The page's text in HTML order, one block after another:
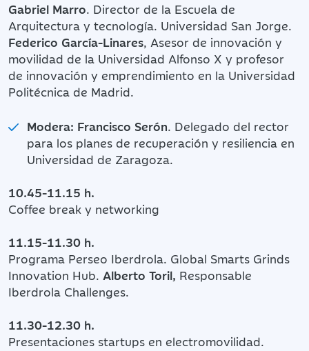
Gabriel Marro. Director de la Escuela de
Arquitectura y tecnología. Universidad San Jorge.
Federico García-Linares, Asesor de innovación y
movilidad de la Universidad Alfonso X y profesor
de innovación y emprendimiento en la Universidad
Politécnica de Madrid.
Modera: Francisco Serón. Delegado del rector
para los planes de recuperación y resiliencia en
Universidad de Zaragoza.
10.45-11.15 h.
Coffee break y networking
11.15-11.30 h.
Programa Perseo Iberdrola. Global Smarts Grinds
Innovation Hub. Alberto Toril, Responsable
Iberdrola Challenges.
11.30-12.30 h.
Presentaciones startups en electromovilidad.